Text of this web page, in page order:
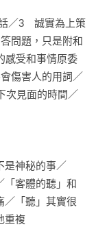
。
正為了人際關係
經造成敵我對立
我們卻完全陷入
話完全進不了另
，而是「讓人
為別人不願意聽
／3　誠實為上策
問題，只是附和
感受和事情原委
傷害人的用詞／
次見面的時間／
是神秘的事／
「客體的聽」和
／「聽」其實很
重複